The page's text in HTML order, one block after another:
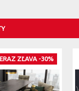
ZĽAVA -30%